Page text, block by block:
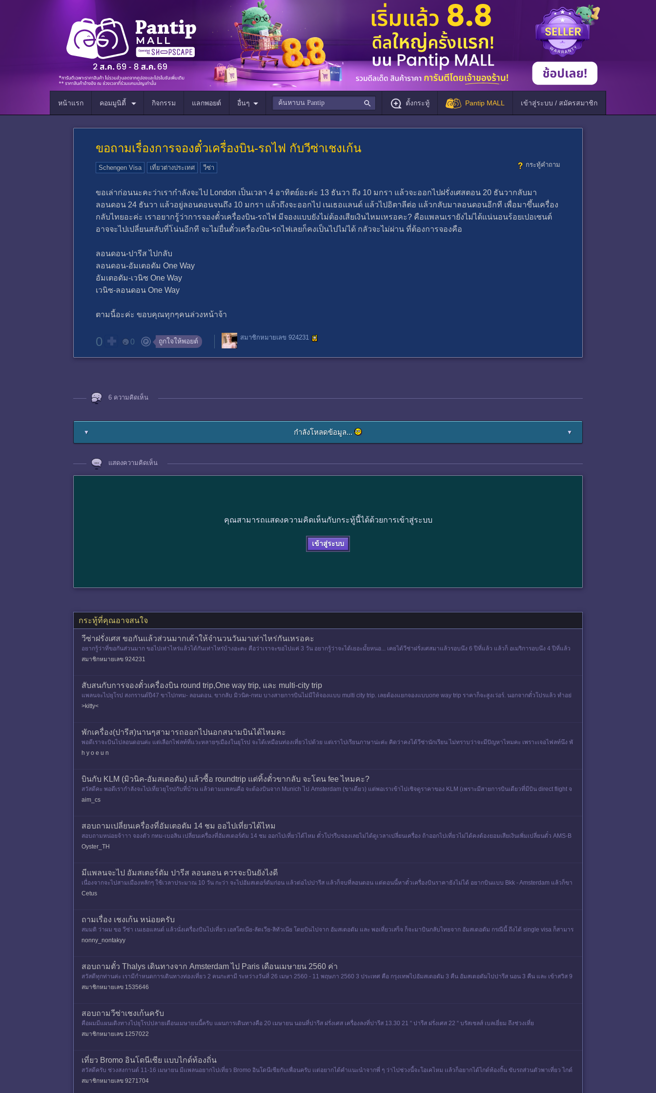
หน้าแรก คอมมูนิตี้ กิจกรรม แลกพอยต์ อื่นๆ ตั้งกระทู้ Pantip MALL เข้าสู่ระบบ / สมัครสมาชิก
ขอถามเรื่องการจองตั๋วเครื่องบิน-รถไฟ กับวีซ่าเชงเก้น
กระทู้คำถาม
Schengen Visa เที่ยวต่างประเทศ วีซ่า
ขอเล่าก่อนนะคะว่าเรากำลังจะไป London เป็นเวลา 4 อาทิตย์อะค่ะ 13 ธันวา ถึง 10 มกรา แล้วจะออกไปฝรั่งเศสตอน 20 ธันวากลับมา
ลอนดอน 24 ธันวา แล้วอยู่ลอนดอนจนถึง 10 มกรา แล้วถึงจะออกไป เนเธอแลนด์ แล้วไปอิตาลีต่อ แล้วกลับมาลอนดอนอีกที เพื่อมาขึ้นเครื่อง
กลับไทยอะค่ะ เราอยากรู้ว่าการจองตั๋วเครื่องบิน-รถไฟ มีจองแบบยังไม่ต้องเสียเงินไหมเหรอคะ? คือแพลนเรายังไม่ได้แน่นอนร้อยเปอเซนต์
อาจจะไปเปลี่ยนสลับที่โน่นอีกที จะไม่ยื่นตั๋วเครื่องบิน-รถไฟเลยก็คงเป็นไปไม่ได้ กลัวจะไม่ผ่าน ที่ต้องการจองคือ
ลอนดอน-ปารีส ไปกลับ
ลอนดอน-อัมเตอดัม One Way
อัมเตอดัม-เวนิซ One Way
เวนิซ-ลอนดอน One Way
ตามนี้อะค่ะ ขอบคุณทุกๆคนล่วงหน้าจ้า
0 0 ถูกใจให้พอยต์ สมาชิกหมายเลข 924231
6 ความคิดเห็น
▼ กำลังโหลดข้อมูล... ▼
แสดงความคิดเห็น
คุณสามารถแสดงความคิดเห็นกับกระทู้นี้ได้ด้วยการเข้าสู่ระบบ
เข้าสู่ระบบ
กระทู้ที่คุณอาจสนใจ
วีซ่าฝรั่งเศส ขอกันแล้วส่วนมากเค้าให้จำนวนวันมาเท่าไหร่กันเหรอคะ
อยากรู้ว่าที่ขอกันส่วนมาก ขอไปเท่าไหร่แล้วได้กันเท่าไหร่บ้างอะคะ คือว่าเราจะขอไปแค่ 3 วัน อยากรู้ว่าจะได้เยอะมั้ยหนอ... เคยได้วีซ่าฝรั่งเศสมาแล้วรอบนึง 6 ปีที่แล้ว แล้วก็ อเมริการอบนึง 4 ปีที่แล้ว
นี
สมาชิกหมายเลข 924231
สับสนกับการจองตั๋วเครื่องบิน round trip,One way trip, และ multi-city trip
แพลนจะไปยุโรป สงกรานต์ปี47 ขาไปกทม- ลอนดอน. ขากลับ มิวนิค-กทม บางสายการบินไม่มีให้จองแบบ multi city trip. เลยต้องแยกจองแบบone way trip ราคาก็จะสูงเว่อร์. นอกจากตั๋วโปรแล้ว ทำอย่
างไรจะได้ตั๋วถูกคะ ขอบ
>kitty<
พักเครื่อง(ปารีส)นานๆสามารถออกไปนอกสนามบินได้ไหมคะ
พอดีเราจะบินไปลอนดอนค่ะ แต่เลือกไฟลท์ที่แวะหลายๆเมืองในยุโรป จะได้เหมือนท่องเที่ยวไปด้วย แต่เราไปเรียนภาษาน่ะค่ะ คิดว่าคงได้วีซ่านักเรียน ไม่ทราบว่าจะมีปัญหาไหมคะ เพราะเจอไฟลท์นึง พั
กที่ปารีสค่อนข้า
h y o e u n
บินกับ KLM (มิวนิค-อัมสเตอดัม) แล้วซื้อ roundtrip แต่ทิ้งตั๋วขากลับ จะโดน fee ไหมคะ?
สวัสดีคะ พอดีเรากำลังจะไปเที่ยวยุโรปกับที่บ้าน แล้วตามแพลนคือ จะต้องบินจาก Munich ไป Amsterdam (ขาเดียว) แต่พอเราเข้าไปเซิจดูราคาของ KLM (เพราะมีสายการบินเดียวที่มีบิน direct flight จ
าก มิวนิกไปอัมสเ
aim_cs
สอบถามเปลี่ยนเครื่องที่อัมเตอดัม 14 ชม ออไปเที่ยวได้ไหม
สอบถามหน่อยจ้าาา จองตัว กทม-เบอลิน เปลี่ยนเครื่องที่อัมสเตอร์ดัม 14 ชม ออกไปเที่ยวได้ไหม ตั๋วโปรรีบจองเลยไม่ได้ดูเวลาเปลี่ยนเครื่อง ถ้าออกไปเที่ยวไม่ได้คงต้องยอมเสียเงินเพิ่มเปลี่ยนตั๋ว AMS-B
ER ให้เร็
Oyster_TH
มีแพลนจะไป อัมสเตอร์ดัม ปารีส ลอนดอน ควรจะบินยังไงดี
เนื่องจากจะไปสามเมืองหลักๆ ใช้เวลาประมาณ 10 วัน กะว่า จะไปอัมสเตอร์ดัมก่อน แล้วต่อไปปารีส แล้วก็จบที่ลอนดอน แต่ตอนนี้หาตั๋วเครื่องบินราคายังไม่ได้ อยากบินแบบ Bkk - Amsterdam แล้วก็ขา
กลับ London - BKK
Cetus
ถามเรื่อง เชงเก้น หน่อยครับ
สมมติ ว่าผม ขอ วีซ่า เนเธอแลนด์ แล้วนั่งเครื่องบินไปเที่ยว เอสโตเนีย-ลัตเวีย-ลิทัวเนีย โดยบินไปจาก อัมสเตอดัม และ พอเที่ยวเสร็จ ก็จะมาบินกลับไทยจาก อัมสเตอดัม กรณีนี้ ถึงได้ single visa ก็สามาร
ถเที่ย
nonny_nontakyy
สอบถามตั๋ว Thalys เดินทางจาก Amsterdam ไป Paris เดือนเมษายน 2560 ค่า
สวัสดีทุกท่านค่ะ เรามีกำหนดการเดินทางท่องเที่ยว 2 คนกะสามี ระหว่างวันที่ 26 เมษา 2560 - 11 พฤษภา 2560 3 ประเทศ คือ กรุงเทพไปอัมสเตอดัม 3 คืน อัมสเตอดัมไปปารีส นอน 3 คืน และ เข้าสวิส 9
คืนค่ะ ปัญหาค
สมาชิกหมายเลข 1535646
สอบถามวีซ่าเชงเก้นครับ
คือผมมีแผนเดิงทางไปยุโรปปลายเดือนเมษายนนี้ครับ แผนการเดินทางคือ 20 เมษายน นอนที่ปารีส ฝรั่งเศส เครื่องลงที่ปารีส 13.30 21 “ ปารีส ฝรั่งเศส 22 “ บรัสเซลส์ เบลเยี่ยม ถึงช่วงเที่ย
สมาชิกหมายเลข 1257022
เที่ยว Bromo อินโดนีเซีย เเบบไกด์ท้องถิ่น
สวัสดีครับ ช่วงสงกานต์ 11-16 เมษายน มีเเพลนอยากไปเที่ยว Bromo อินโดนีเซียกับเพื่อนครับ เเต่อยากได้คำเเนะนำจากพี่ ๆ ว่าไปช่วงนี้จะโอเคไหม เเล้วก็อยากได้ไกด์ท้องถิ้น ขับรถส่วนตัวพาเที่ยว ไกด์
ท้องถิ่นจ
สมาชิกหมายเลข 9271704